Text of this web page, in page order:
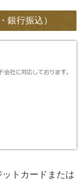
銀行振込）
トカードまたは